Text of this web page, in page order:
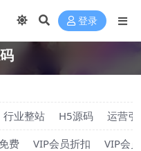
登录
行业整站 H5源码
运营引
费 VIP会员折扣
VIP会